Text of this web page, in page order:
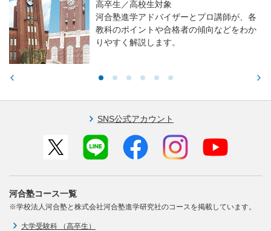
高卒生／高校生対象
河合塾進学アドバイザーとプロ講師が、各
教科のポイントや合格者の傾向などをわか
りやすく解説します。
SNS公式アカウント
河合塾コース一覧
※学校法人河合塾と株式会社河合塾進学研究社のコースを掲載しています。
大学受験科 （高卒生）